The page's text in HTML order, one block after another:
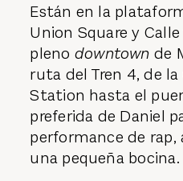
Están en la
Union Square y
pleno downtown de
ruta del Tren 4, de
Station hasta el
preferida de Daniel
performance de rap,
una pequeña bocina.